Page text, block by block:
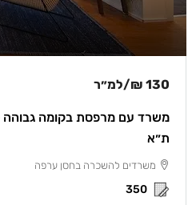
130 ₪ /למ״ר
משרד עם מרפסת בקומה גבוהה
ת״א
משרדים להשכרה בחסן ערפה
350